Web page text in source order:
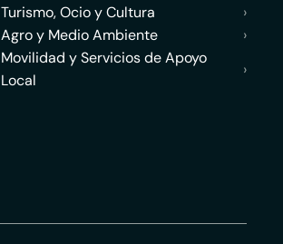
Turismo, Ocio y Cultura
›
Agro y Medio Ambiente
›
Movilidad y Servicios de Apoyo
Local
›